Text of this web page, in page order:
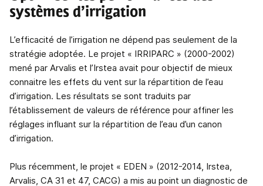
systèmes d’irrigation
L’efficacité de l’irrigation ne dépend pas seulement de la
stratégie adoptée. Le projet « IRRIPARC » (2000-2002)
mené par Arvalis et l’Irstea avait pour objectif de mieux
connaitre les effets du vent sur la répartition de l’eau
d’irrigation. Les résultats se sont traduits par
l’établissement de valeurs de référence pour affiner les
réglages influant sur la répartition de l’eau d’un canon
d’irrigation.
Plus récemment, le projet « EDEN » (2012-2014, Irstea,
Arvalis, CA 31 et 47, CACG) a mis au point un diagnostic de